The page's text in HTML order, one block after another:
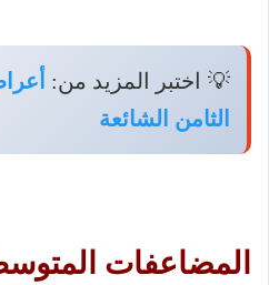
💡 اختبر المزيد من:
الثامن الشائعة
المضاعفات